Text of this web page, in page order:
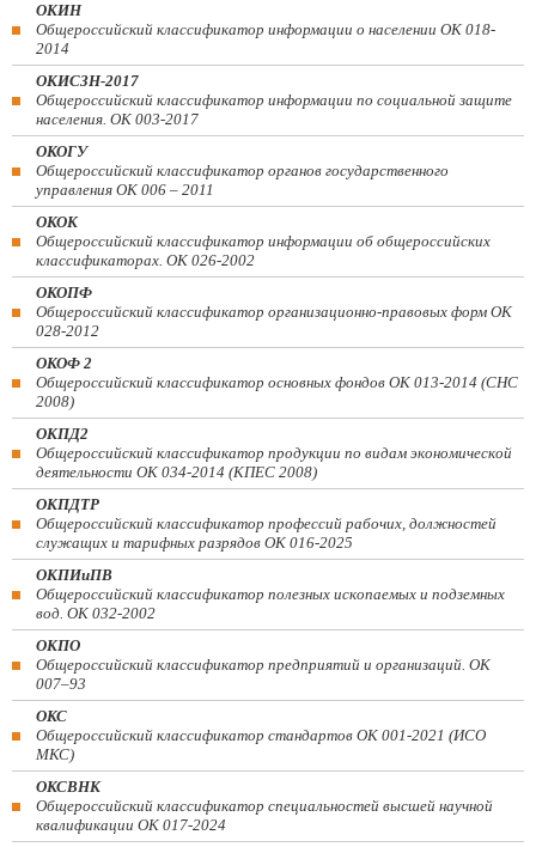
ОКИН
Общероссийский классификатор информации о населении ОК 018-
2014
ОКИСЗН-2017
Общероссийский классификатор информации по социальной защите
населения. ОК 003-2017
ОКОГУ
Общероссийский классификатор органов государственного
управления ОК 006 – 2011
ОКОК
Общероссийский классификатор информации об общероссийских
классификаторах. ОК 026-2002
ОКОПФ
Общероссийский классификатор организационно-правовых форм ОК
028-2012
ОКОФ 2
Общероссийский классификатор основных фондов ОК 013-2014 (СНС
2008)
ОКПД2
Общероссийский классификатор продукции по видам экономической
деятельности ОК 034-2014 (КПЕС 2008)
ОКПДТР
Общероссийский классификатор профессий рабочих, должностей
служащих и тарифных разрядов ОК 016-2025
ОКПИиПВ
Общероссийский классификатор полезных ископаемых и подземных
вод. ОК 032-2002
ОКПО
Общероссийский классификатор предприятий и организаций. ОК
007–93
ОКС
Общероссийский классификатор стандартов ОК 001-2021 (ИСО
МКС)
ОКСВНК
Общероссийский классификатор специальностей высшей научной
квалификации ОК 017-2024